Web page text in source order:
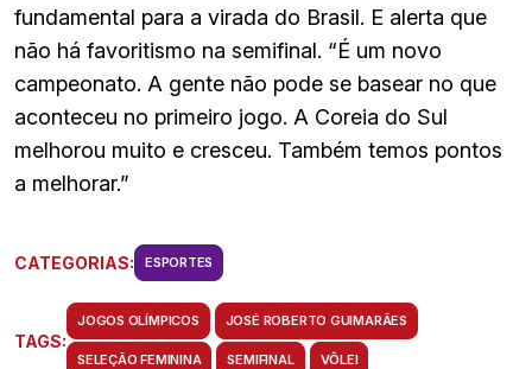
fundamental para a virada do Brasil. E alerta que
não há favoritismo na semifinal. “É um novo
campeonato. A gente não pode se basear no que
aconteceu no primeiro jogo. A Coreia do Sul
melhorou muito e cresceu. Também temos pontos
a melhorar.”
CATEGORIAS: ESPORTES
TAGS:
JOGOS OLÍMPICOS JOSÉ ROBERTO GUIMARÃES
SELEÇÃO FEMININA SEMIFINAL VÔLEI